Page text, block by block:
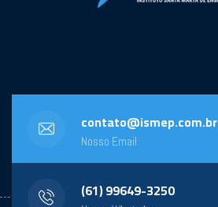
contato@ismep.com.br
Nosso Email
(61) 99649-3250